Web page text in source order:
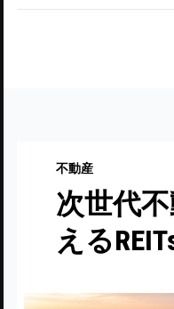
不動産
次世代
える